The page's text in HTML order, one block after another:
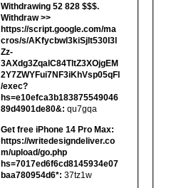
Withdrawing 52 828 $$$.
Withdrаw >>
https://script.google.com/ma
cros/s/AKfycbwl3kiSjlt530I3l
Zz-
3AXdg3ZqalC84TltZ3XOjgEM
2Y7ZWYFui7NF3iKhVsp05qFl
/exec?
hs=e10efca3b183875549046
89d4901de80&: qu7gqa
Get free iPhone 14 Pro Max:
https://writedesigndeliver.co
m/upload/go.php
hs=7017ed6f6cd8145934e07
baa780954d6*: 37tz1w